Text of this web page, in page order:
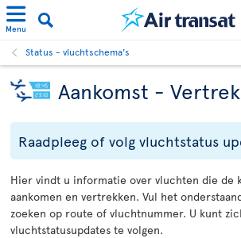
Menu
Status - vluchtschema's
Aankomst - Vertrek
Raadpleeg of volg vluchtstatus
Hier vindt u informatie over vluchten die de
aankomen en vertrekken. Vul het
zoeken op route of vluchtnummer. U kunt
vluchtstatusupdates te volgen.